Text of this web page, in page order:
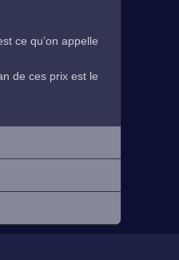
ce qu’on appelle
de ces prix est le